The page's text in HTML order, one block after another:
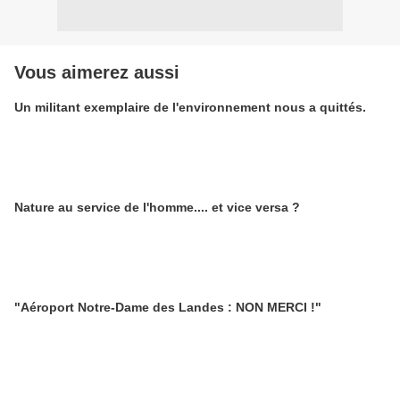
Vous aimerez aussi
Un militant exemplaire de l'environnement nous a quittés.
Nature au service de l'homme.... et vice versa ?
"Aéroport Notre-Dame des Landes : NON MERCI !"